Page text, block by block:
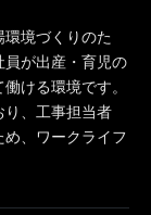
境づくりのた
員が出産・育児の
ける環境です。
り、工事担当者
、ワークライフ